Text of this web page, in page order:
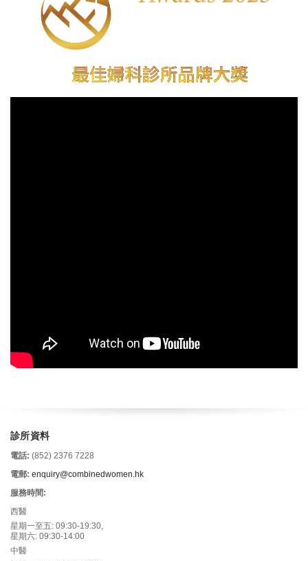
診所資料
電話: (852) 2376 7228
電郵: enquiry@combinedwomen.hk
服務時間:
西醫
星期一至五: 09:30-19:30,
星期六: 09:30-14:00
中醫